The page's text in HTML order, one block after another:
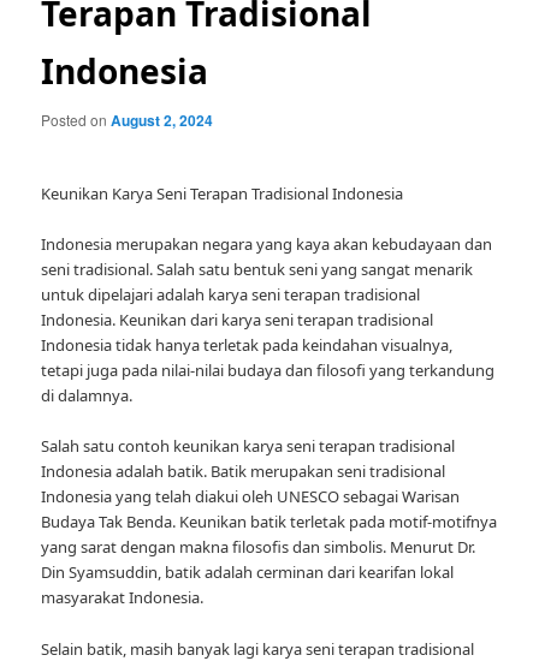
Terapan Tradisional
Indonesia
Posted onAugust 2, 2024
Keunikan Karya Seni Terapan Tradisional Indonesia
Indonesia merupakan negara yang kaya akan kebudayaan dan
seni tradisional. Salah satu bentuk seni yang sangat menarik
untuk dipelajari adalah karya seni terapan tradisional
Indonesia. Keunikan dari karya seni terapan tradisional
Indonesia tidak hanya terletak pada keindahan visualnya,
tetapi juga pada nilai-nilai budaya dan filosofi yang terkandung
di dalamnya.
Salah satu contoh keunikan karya seni terapan tradisional
Indonesia adalah batik. Batik merupakan seni tradisional
Indonesia yang telah diakui oleh UNESCO sebagai Warisan
Budaya Tak Benda. Keunikan batik terletak pada motif-motifnya
yang sarat dengan makna filosofis dan simbolis. Menurut Dr.
Din Syamsuddin, batik adalah cerminan dari kearifan lokal
masyarakat Indonesia.
Selain batik, masih banyak lagi karya seni terapan tradisional